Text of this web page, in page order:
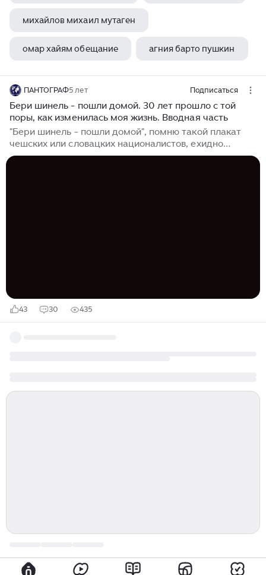
михайлов михаил мутаген
омар хайям обещание агния барто пушкин
ПАНТОГРАФ5 лет Подписаться
Бери шинель - пошли домой. 30 лет прошло с той
поры, как изменилась моя жизнь. Вводная часть
"Бери шинель - пошли домой", помню такой плакат
чешских или словацких националистов, ехидно
требовавших ухода советских войск, почему ехидно,
43 30 435